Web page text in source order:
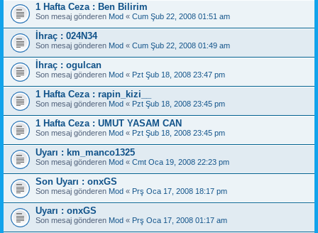
1 Hafta Ceza : Ben Bilirim
Son mesaj gönderen Mod « Cum Şub 22, 2008 01:51 am
İhraç : 024N34
Son mesaj gönderen Mod « Cum Şub 22, 2008 01:49 am
İhraç : ogulcan
Son mesaj gönderen Mod « Pzt Şub 18, 2008 23:47 pm
1 Hafta Ceza : rapin_kizi__
Son mesaj gönderen Mod « Pzt Şub 18, 2008 23:45 pm
1 Hafta Ceza : UMUT YASAM CAN
Son mesaj gönderen Mod « Pzt Şub 18, 2008 23:45 pm
Uyarı : km_manco1325
Son mesaj gönderen Mod « Cmt Oca 19, 2008 22:23 pm
Son Uyarı : onxGS
Son mesaj gönderen Mod « Prş Oca 17, 2008 18:17 pm
Uyarı : onxGS
Son mesaj gönderen Mod « Prş Oca 17, 2008 01:17 am